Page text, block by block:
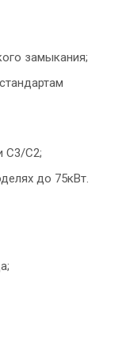
замыкания;
С3/С2;
до 75кВт.